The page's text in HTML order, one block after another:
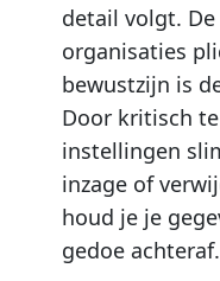
detail volgt.
organisaties
bewustzijn is
Door kritisch
instellingen
inzage of
houd je je
gedoe achteraf.